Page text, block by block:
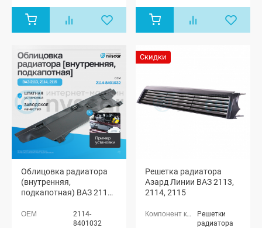
Облицовка радиатора
(внутренняя,
подкапотная) ВАЗ 2113,
2114-
8401032
Скидки
Решетка радиатора
Азард Линии ВАЗ 2113,
2114, 2115
Решетки
радиатора